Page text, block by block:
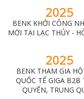
2025
BENK KHỞI CÔNG
MỚI TẠI LẠC THỦY -
2025
BENK THAM GIA
QUỐC TẾ GIGA B2B
QUYẾN, TRUNG